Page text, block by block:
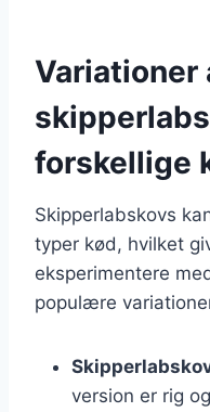
Variationer
forskellige
Skipperlabskovs
typer kød, hvilket
eksperimentere
populære
version er rig